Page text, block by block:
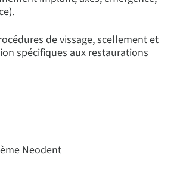
de vissage, scellement et
spécifiques aux restaurations
Neodent